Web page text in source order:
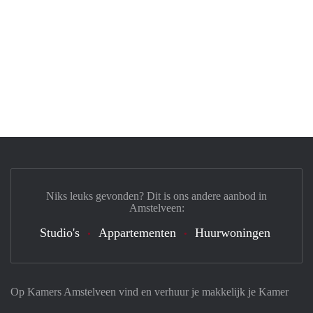
Op Kamers Amstelveen vind en verhuur je makkelijk je Kamer
Niks leuks gevonden? Dit is ons andere aanbod in
Amstelveen:
Studio's Appartementen Huurwoningen